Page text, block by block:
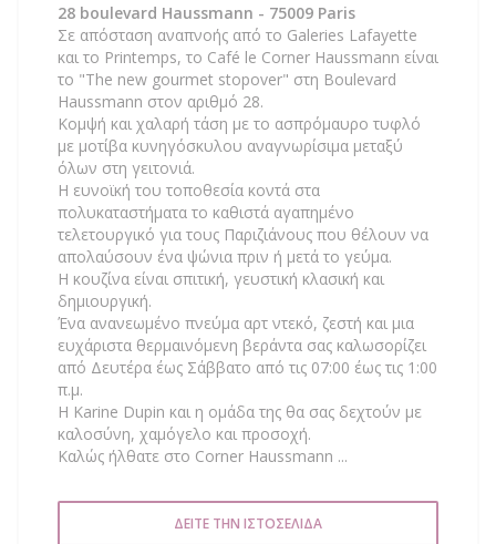
28 boulevard Haussmann - 75009 Paris
Σε απόσταση αναπνοής από το Galeries Lafayette
και το Printemps, το Café le Corner Haussmann είναι
το "The new gourmet stopover" στη Boulevard
Haussmann στον αριθμό 28.
Κομψή και χαλαρή τάση με το ασπρόμαυρο τυφλό
με μοτίβα κυνηγόσκυλου αναγνωρίσιμα μεταξύ
όλων στη γειτονιά.
Η ευνοϊκή του τοποθεσία κοντά στα
πολυκαταστήματα το καθιστά αγαπημένο
τελετουργικό για τους Παριζιάνους που θέλουν να
απολαύσουν ένα ψώνια πριν ή μετά το γεύμα.
Η κουζίνα είναι σπιτική, γευστική κλασική και
δημιουργική.
Ένα ανανεωμένο πνεύμα αρτ ντεκό, ζεστή και μια
ευχάριστα θερμαινόμενη βεράντα σας καλωσορίζει
από Δευτέρα έως Σάββατο από τις 07:00 έως τις 1:00
π.μ.
Η Karine Dupin και η ομάδα της θα σας δεχτούν με
καλοσύνη, χαμόγελο και προσοχή.
Καλώς ήλθατε στο Corner Haussmann ...
ΔΕΊΤΕ ΤΗΝ ΙΣΤΟΣΕΛΊΔΑ